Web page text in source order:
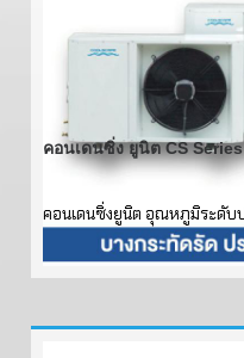
คอนเดนซิ่ง ยูนิต CS Series
คอนเดนซิ่งยูนิต อุณหภูมิระดับ